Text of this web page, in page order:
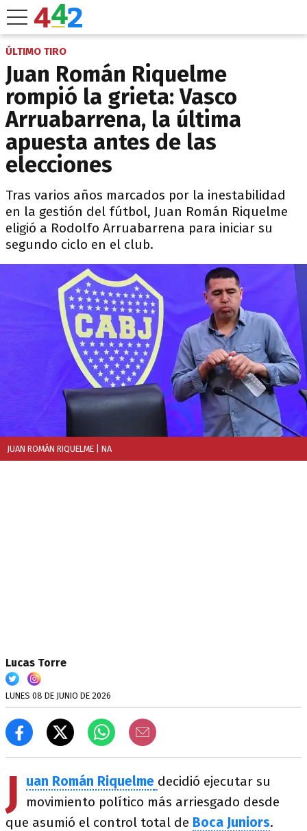
ÚLTIMO TIRO
Juan Román Riquelme
rompió la grieta: Vasco
Arruabarrena, la última
apuesta antes de las
elecciones
Tras varios años marcados por la inestabilidad
en la gestión del fútbol, Juan Román Riquelme
eligió a Rodolfo Arruabarrena para iniciar su
segundo ciclo en el club.
JUAN ROMÁN RIQUELME | NA
Lucas Torre
LUNES 08 DE JUNIO DE 2026
J uan Román Riquelme decidió ejecutar su
movimiento político más arriesgado desde
que asumió el control total de Boca Juniors.